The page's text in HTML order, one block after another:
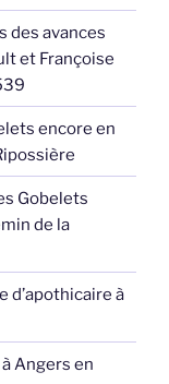
des avances
et Françoise
encore en
Gobelets
de la
d’apothicaire à
Angers en